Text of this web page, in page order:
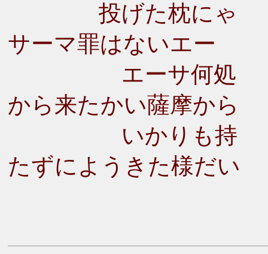
投げた枕にゃ
サーマ罪はないエー
エーサ何処
から来たかい薩摩から
いかりも持
たずにようきた様だい